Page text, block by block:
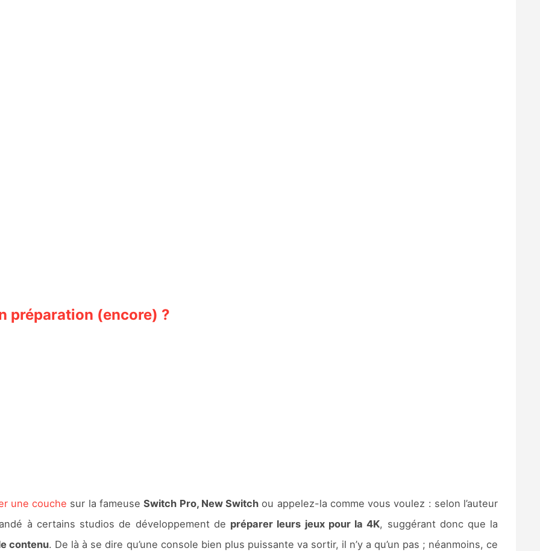
préparation (encore) ?
une couche sur la fameuseSwitch Pro, New Switch ou appelez-la comme vous voulez : selon l’auteur
à certains studios de développement de préparer leurs jeux pour la 4K, suggérant donc que la
contenu. De là à se dire qu’une console bien plus puissante va sortir, il n’y a qu’un pas ; néanmoins, ce